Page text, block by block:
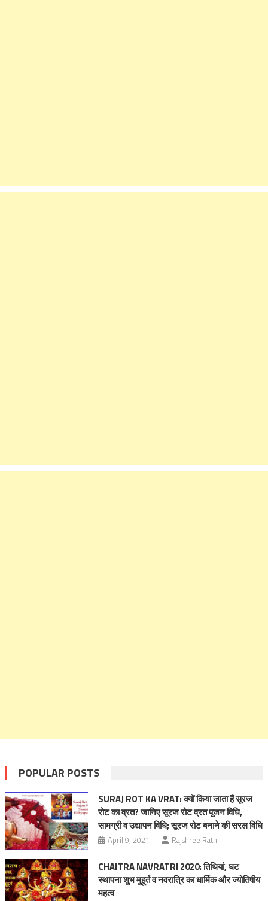
POPULAR POSTS
SURAJ ROT KA VRAT: क्यों किया जाता हैं सूरज
रोट का व्रत? जानिए सूरज रोट व्रत पूजन विधि,
सामग्री व उद्यापन विधि; सूरज रोट बनाने की सरल विधि
April 9, 2021 Rajshree Rathi
CHAITRA NAVRATRI 2020: तिथियां, घट
स्थापना शुभ मुहूर्त व नवरात्रि का धार्मिक और ज्योतिषीय
महत्व